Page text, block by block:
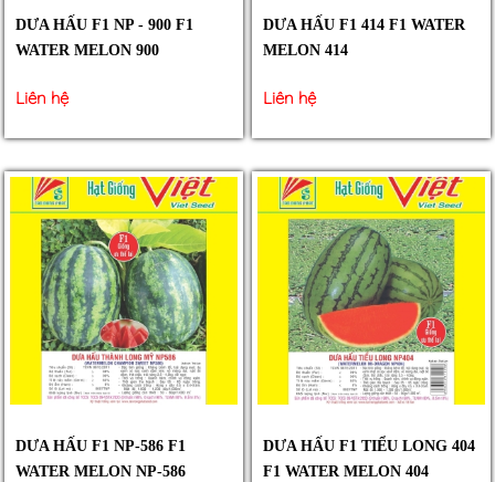
DƯA HẤU F1 NP - 900 F1
WATER MELON 900
Liên hệ
DƯA HẤU F1 414 F1 WATER
MELON 414
Liên hệ
DƯA HẤU F1 NP-586 F1
WATER MELON NP-586
DƯA HẤU F1 TIỂU LONG 404
F1 WATER MELON 404